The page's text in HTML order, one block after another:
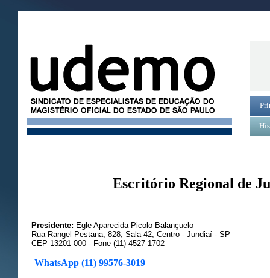
Escritório Regional de
Presidente: Egle Aparecida Picolo Balançuelo
Rua Rangel Pestana, 828, Sala 42, Centro - Jundiaí - SP
CEP 13201-000 - Fone (11) 4527-1702
WhatsApp (11) 99576-3019